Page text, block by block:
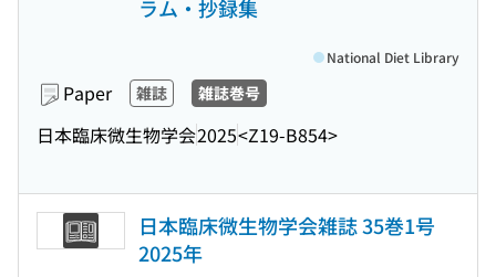
ラム・抄録集
Paper 雑誌 雑誌巻号
日本臨床微生物学会2025<Z19-B854>
National Diet Library
日本臨床微生物学会雑誌 35巻1号
2025年